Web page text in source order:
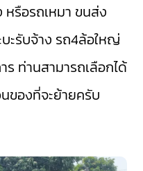
รือรถเหมา ขนส่ง
ะรับจ้าง รถ4ล้อใหญ่
ร ท่านสามารถเลือกได้
ของที่จะย้ายครับ